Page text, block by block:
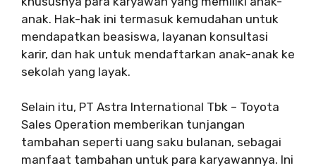
anak. Hak-hak ini termasuk kemudahan untuk
mendapatkan beasiswa, layanan konsultasi
karir, dan hak untuk mendaftarkan anak-anak ke
sekolah yang layak.
Selain itu, PT Astra International Tbk – Toyota
Sales Operation memberikan tunjangan
tambahan seperti uang saku bulanan, sebagai
manfaat tambahan untuk para karyawannya. Ini